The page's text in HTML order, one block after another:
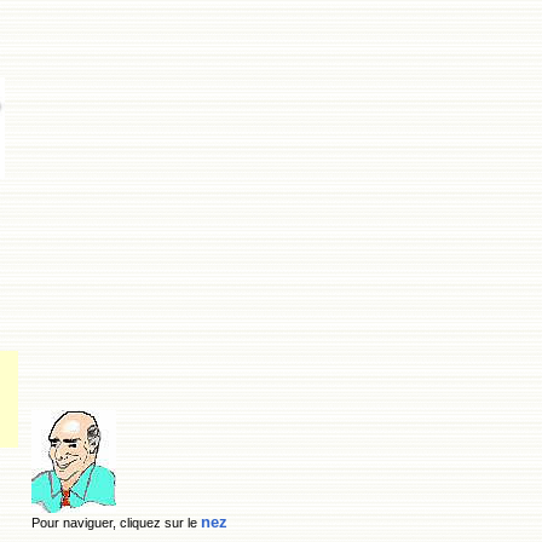
Pour naviguer, cliquez sur le nez